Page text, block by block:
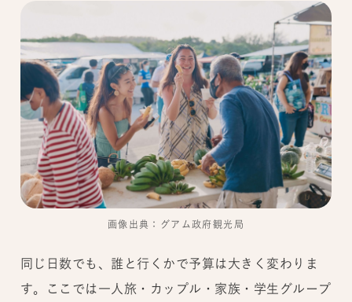
画像出典：グアム政府観光局
同じ日数でも、誰と行くかで予算は大きく変わりま
す。ここでは一人旅・カップル・家族・学生グループ